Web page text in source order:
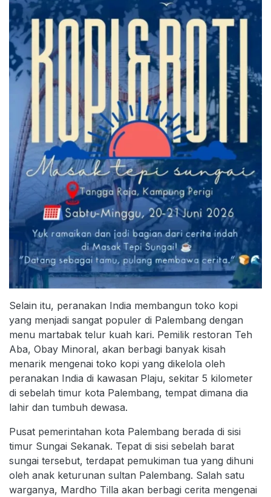
Selain itu, peranakan India membangun toko kopi
yang menjadi sangat populer di Palembang dengan
menu martabak telur kuah kari. Pemilik restoran Teh
Aba, Obay Minoral, akan berbagi banyak kisah
menarik mengenai toko kopi yang dikelola oleh
peranakan India di kawasan Plaju, sekitar 5 kilometer
di sebelah timur kota Palembang, tempat dimana dia
lahir dan tumbuh dewasa.
Pusat pemerintahan kota Palembang berada di sisi
timur Sungai Sekanak. Tepat di sisi sebelah barat
sungai tersebut, terdapat pemukiman tua yang dihuni
oleh anak keturunan sultan Palembang. Salah satu
warganya, Mardho Tilla akan berbagi cerita mengenai